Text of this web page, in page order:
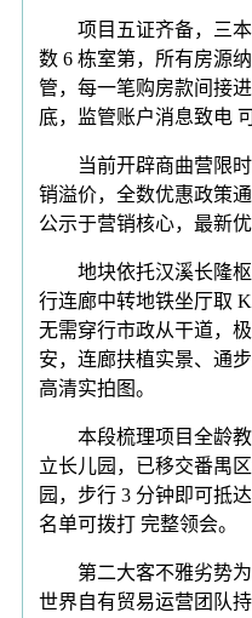
项目五证齐备，三本
数 6 栋室第，所有房源
管，每一笔购房款间接
底，监管账户消息致电
当前开辟商曲营限时
销溢价，全数优惠政策
公示于营销核心，最新
地块依托汉溪长隆枢
行连廊中转地铁坐厅取
无需穿行市政从干道，
安，连廊扶植实景、通
高清实拍图。
本段梳理项目全龄教
立长儿园，已移交番禺
园，步行 3 分钟即可抵
名单可拨打 完整领会。
第二大客不雅劣势为
世界自有贸易运营团队